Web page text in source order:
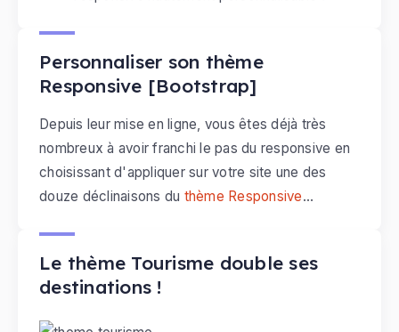
Personnaliser son thème
Responsive [Bootstrap]
Depuis leur mise en ligne, vous êtes déjà très
nombreux à avoir franchi le pas du responsive en
choisissant d'appliquer sur votre site une des
douze déclinaisons du thème Responsive
Le thème Tourisme double ses
destinations !